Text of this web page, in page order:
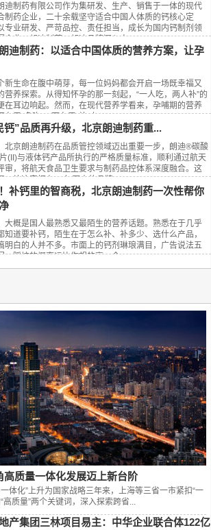
迪制药有限公司作为集研发、生产、销售于一体的现代
制药企业，二十余载坚守适合中国人体质的钙核心定
专业研发、严苛品控、责任担当，成长为国内钙制剂领
企业，朗迪制药、朗迪品牌深入人...
迪制药：以适合中国体质的营养方案，让孕
新生命在腹中萌芽，每一位妈妈都会开启一场既幸福又
营养探索。从得知怀孕的那一刻起，“一人吃，两人补”的
在耳边响起。然而，在现代营养学看来，孕哺期的营养
在于“多吃”，而在于“补对”。...
钙”品质再升级，北京朗迪制药重...
北京朗迪制药在品质管控领域迈出重要一步，朗迪®碳酸
(II)与液体钙产品所执行的严格质量标准，顺利通过航天
审，将航天食品卫生要求与制药品控体系深度融合。这
，让这家拥有23年历史的品牌...
补钙里的智商税，北京朗迪制药一次性帮你
大概是国人最熟悉又最陌生的营养话题。熟悉在于几乎
知道要补钙，陌生在于怎么补、补多少、选什么产品，
明白的人并不多。市面上的钙剂琳琅满目，广告说法五
，踩坑的概率远比你想的高。今...
高质量一体化发展迈上新台阶
体化”上升为国家战略三年来，上海等三省一市紧扣“一
高质量”两个关键词，深入探索跨省...
产集团三林项目易主：中华企业联合体122亿